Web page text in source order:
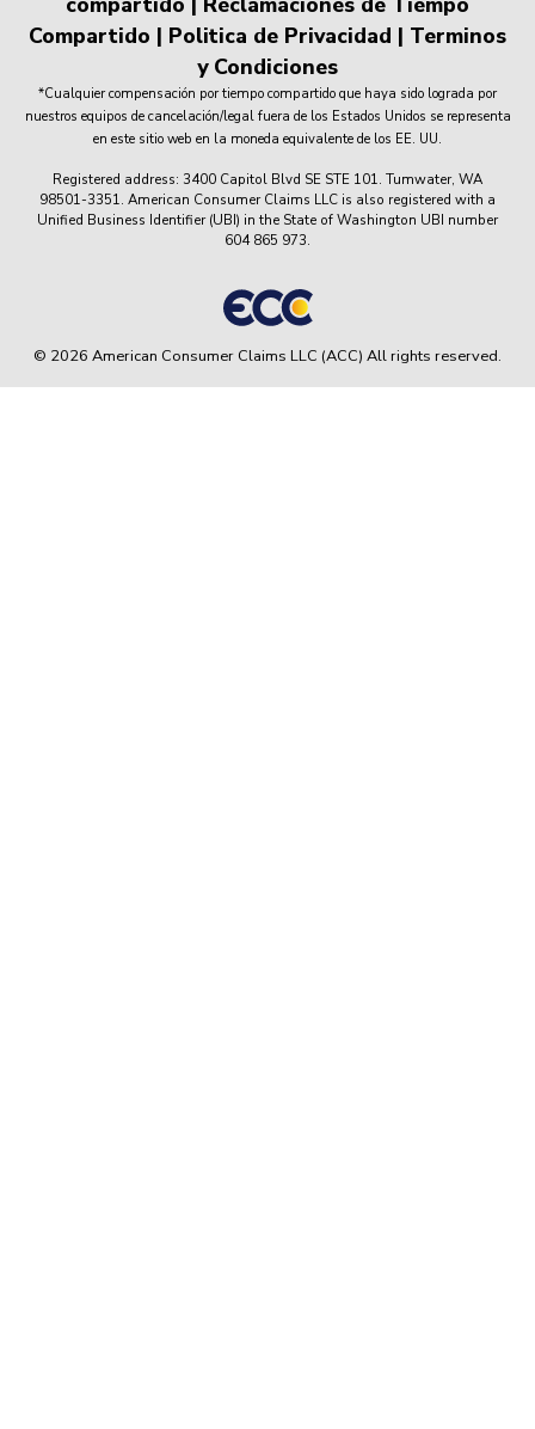
Compartido | Politica de Privacidad | Terminos
y Condiciones
*Cualquier compensación por tiempo compartido que haya sido lograda por
nuestros equipos de cancelación/legal fuera de los Estados Unidos se representa
en este sitio web en la moneda equivalente de los EE. UU.
Registered address: 3400 Capitol Blvd SE STE 101. Tumwater, WA
98501-3351. American Consumer Claims LLC is also registered with a
Unified Business Identifier (UBI) in the State of Washington UBI number
604 865 973.
© 2026 American Consumer Claims LLC (ACC) All rights reserved.